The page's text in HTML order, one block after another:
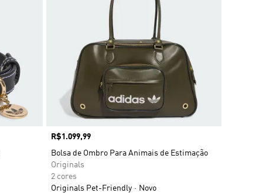
Preço
R$1.099,99
Bolsa de Ombro Para Animais de Estimação
Originals
2 cores
Originals Pet-Friendly
Novo